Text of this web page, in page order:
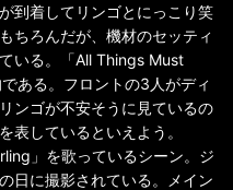
到着してリンゴとにっこり笑
ちろんだが、機材のセッティ
いる。「All Things Must
ある。フロントの3人がディ
ンゴが不安そうに見ているの
表しているといえよう。
」を歌っているシーン。ジ
日に撮影されている。メイン